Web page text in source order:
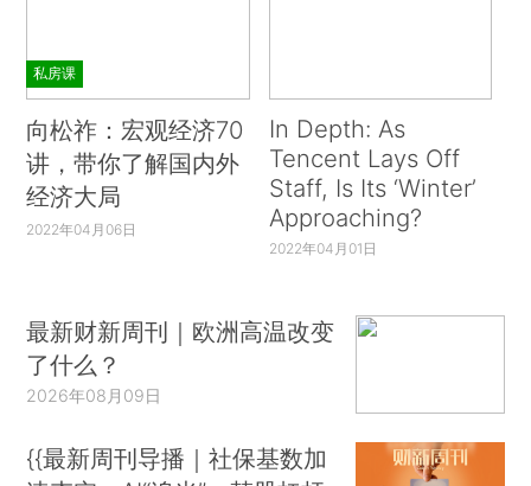
私房课
向松祚：宏观经济70
讲，带你了解国内外
经济大局
2022年04月06日
In Depth: As
Tencent Lays Off
Staff, Is Its ‘Winter’
Approaching?
2022年04月01日
最新财新周刊｜欧洲高温改变
了什么？
2026年08月09日
{{最新周刊导播｜社保基数加